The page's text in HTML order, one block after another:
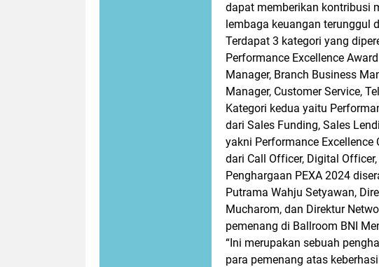
dapat memberikan kontribusi
lembaga keuangan terunggul
Terdapat 3 kategori yang
Performance Excellence
Manager, Branch Business
Manager, Customer Service,
Kategori kedua yaitu
dari Sales Funding, Sales
yakni Performance Excellence
dari Call Officer, Digital
Penghargaan PEXA 2024
Putrama Wahju Setyawan,
Mucharom, dan Direktur
pemenang di Ballroom BNI
“Ini merupakan sebuah
para pemenang atas